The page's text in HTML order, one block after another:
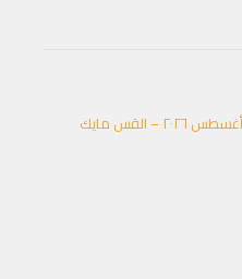
خدمة الكنيسة المباشر يوم الأحد ٢ أغسطس ٢٠٢٦ – القس مايك